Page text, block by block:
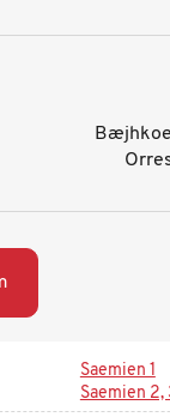
Saemien 1
Saemien 2,